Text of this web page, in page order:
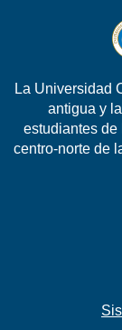
La Universidad
antigua y
estudiantes de
centro-norte de